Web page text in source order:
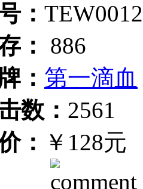
：
：
886
： 第一滴血
数： 2561
： ￥128元